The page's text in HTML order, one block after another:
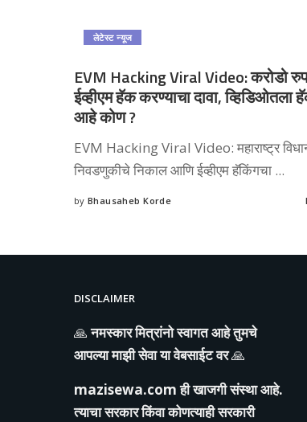
लेटेस्ट न्यूज
EVM Hacking Viral Video: करोडो
ईव्हीएम हॅक करण्याचा दावा, व्हिडिओतला
आहे कोण ?
EVM Hacking Viral Video: महाराष्ट्र
निवडणुकीचे निकाल आणि ईव्हीएम हॅकिंगचा ...
Posted
by Bhausaheb Korde
DISCLAIMER
🙏नमस्कार मित्रांनो स्वागत आहे तुमचे
आपल्या माझी सेवा या वेबसाईट वर🙏
mazisewa.comही खाजगी संस्था आहे.
त्याचा सरकार किंवा कोणत्याही सरकारी